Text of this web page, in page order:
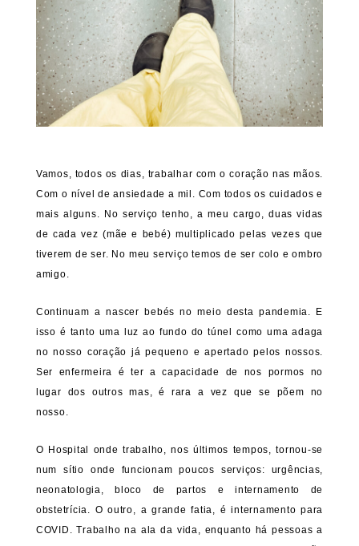
Vamos, todos os dias, trabalhar com o coração nas mãos.
Com o nível de ansiedade a mil. Com todos os cuidados e
mais alguns. No serviço tenho, a meu cargo, duas vidas
de cada vez (mãe e bebé) multiplicado pelas vezes que
tiverem de ser. No meu serviço temos de ser colo e ombro
amigo.
Continuam a nascer bebés no meio desta pandemia. E
isso é tanto uma luz ao fundo do túnel como uma adaga
no nosso coração já pequeno e apertado pelos nossos.
Ser enfermeira é ter a capacidade de nos pormos no
lugar dos outros mas, é rara a vez que se põem no
nosso.
O Hospital onde trabalho, nos últimos tempos, tornou-se
num sítio onde funcionam poucos serviços: urgências,
neonatologia, bloco de partos e internamento de
obstetrícia. O outro, a grande fatia, é internamento para
COVID. Trabalho na ala da vida, enquanto há pessoas a